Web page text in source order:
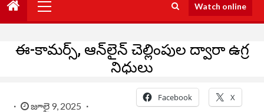
Menu
Watch online
ఈ-కామర్స్, ఆన్‌లైన్ చెల్లింపుల ద్వారా ఉగ్ర
నిధులు
జూలై 9, 2025
Facebook X